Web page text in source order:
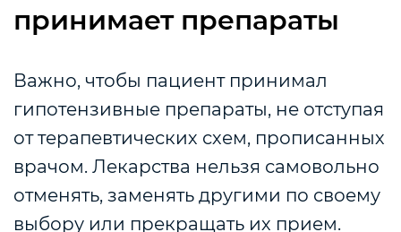
принимает препараты
Важно, чтобы пациент принимал
гипотензивные препараты, не отступая
от терапевтических схем, прописанных
врачом. Лекарства нельзя самовольно
отменять, заменять другими по своему
выбору или прекращать их прием.